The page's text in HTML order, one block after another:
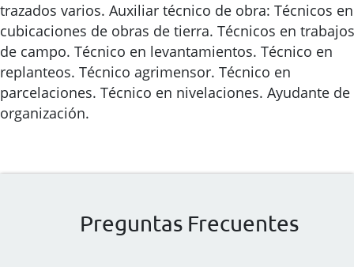
trazados varios. Auxiliar técnico de obra: Técnicos en
cubicaciones de obras de tierra. Técnicos en trabajos
de campo. Técnico en levantamientos. Técnico en
replanteos. Técnico agrimensor. Técnico en
parcelaciones. Técnico en nivelaciones. Ayudante de
organización.
Preguntas Frecuentes